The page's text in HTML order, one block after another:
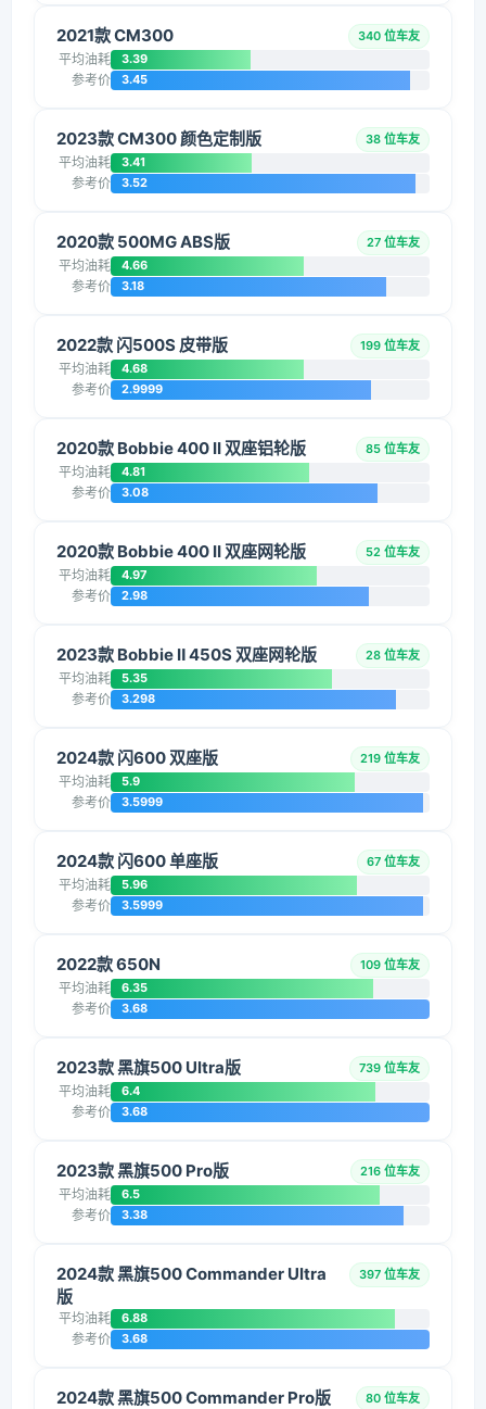
2021款 CM300 340 位车友
平均油耗 3.39
参考价 3.45
2023款 CM300 颜色定制版 38 位车友
平均油耗 3.41
参考价 3.52
2020款 500MG ABS版 27 位车友
平均油耗 4.66
参考价 3.18
2022款 闪500S 皮带版 199 位车友
平均油耗 4.68
参考价 2.9999
2020款 Bobbie 400 II 双座铝轮版 85 位车友
平均油耗 4.81
参考价 3.08
2020款 Bobbie 400 II 双座网轮版 52 位车友
平均油耗 4.97
参考价 2.98
2023款 Bobbie Ⅱ 450S 双座网轮版 28 位车友
平均油耗 5.35
参考价 3.298
2024款 闪600 双座版 219 位车友
平均油耗 5.9
参考价 3.5999
2024款 闪600 单座版 67 位车友
平均油耗 5.96
参考价 3.5999
2022款 650N 109 位车友
平均油耗 6.35
参考价 3.68
2023款 黑旗500 Ultra版 739 位车友
平均油耗 6.4
参考价 3.68
2023款 黑旗500 Pro版 216 位车友
平均油耗 6.5
参考价 3.38
2024款 黑旗500 Commander Ultra
版
397 位车友
平均油耗 6.88
参考价 3.68
2024款 黑旗500 Commander Pro版 80 位车友